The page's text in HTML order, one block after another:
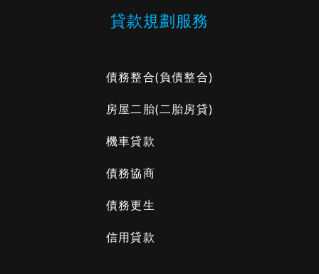
貸款規劃服務
債務整合(負債整合)
房屋二胎(二胎房貸)
機車貸款
債務協商
債務更生
信用貸款